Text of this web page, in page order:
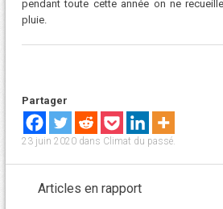
pendant toute cette année on ne
pluie.
Partager
23 juin 2020dans Climat du passé.
Articles en rapport